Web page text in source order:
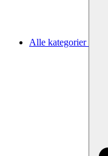
Alle kategorier